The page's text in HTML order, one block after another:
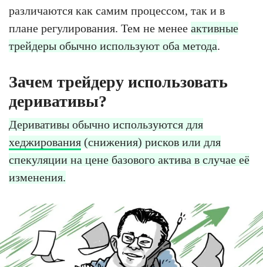
различаются как самим процессом, так и в
плане регулирования. Тем не менее активные
трейдеры обычно используют оба метода.
Зачем трейдеру использовать
деривативы?
Деривативы обычно используются для
хеджирования (снижения) рисков или для
спекуляции на цене базового актива в случае её
изменения.